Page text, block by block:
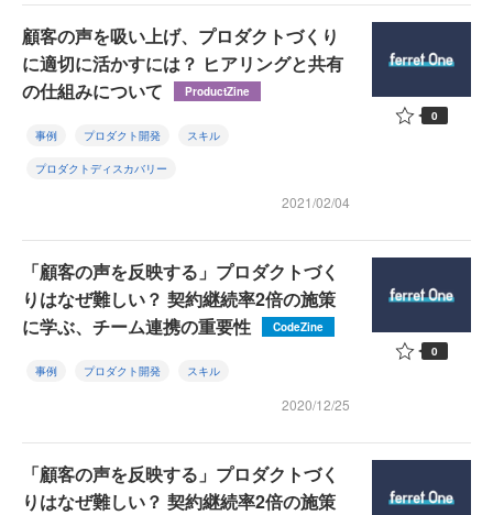
顧客の声を吸い上げ、プロダクトづくり
に適切に活かすには？ ヒアリングと共有
の仕組みについて
ProductZine
事例 プロダクト開発 スキル
プロダクトディスカバリー
2021/02/04
0
「顧客の声を反映する」プロダクトづく
りはなぜ難しい？ 契約継続率2倍の施策
に学ぶ、チーム連携の重要性
CodeZine
事例 プロダクト開発 スキル
2020/12/25
0
「顧客の声を反映する」プロダクトづく
りはなぜ難しい？ 契約継続率2倍の施策